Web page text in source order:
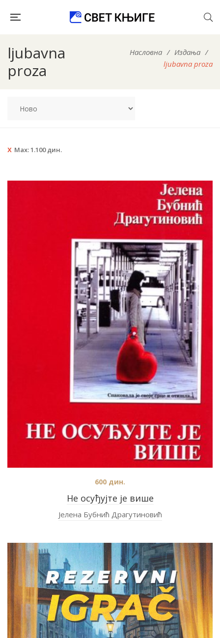
ljubavna
proza
Насловна / Издања /
ljubavna proza
Max:1.100дин.
Не осуђујте је више
600 дин.
Јелена Бубнић Драгутиновић